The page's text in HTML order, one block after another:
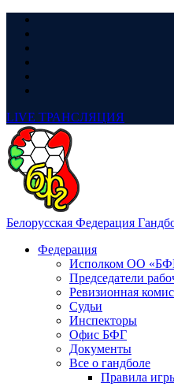
LIVE ТРАНСЛЯЦИЯ
Белорусская Федерация
Федерация
Исполком ОО
Председатели
Ревизионная
Судьи
Инспекторы
Офис БФГ
Документы
Все о гандболе
Правила